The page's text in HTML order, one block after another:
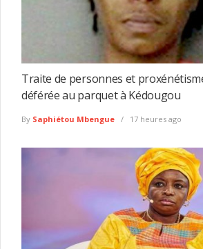
Traite de personnes et
déférée au parquet à Kédougou
By Saphiétou Mbengue 17 heures ago